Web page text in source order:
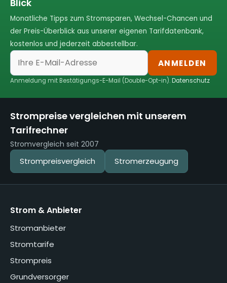
Blick
Monatliche Tipps zum Stromsparen, Wechsel-Chancen und
der Preis-Überblick aus unserer eigenen Tarifdatenbank,
kostenlos und jederzeit abbestellbar.
ANMELDEN
Anmeldung mit Bestätigungs-E-Mail (Double-Opt-in).Datenschutz
Strompreise vergleichen mit unserem
Tarifrechner
Stromvergleich seit 2007
Strompreisvergleich Stromerzeugung
Strom & Anbieter
Stromanbieter
Stromtarife
Strompreis
Grundversorger